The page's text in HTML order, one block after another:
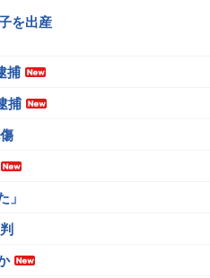
を出産
捕
捕